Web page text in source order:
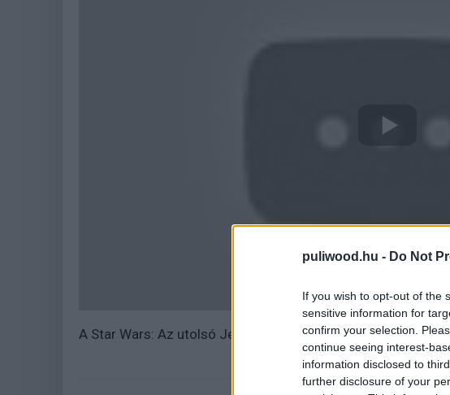
puliwood.hu - Do Not
If you wish to opt-out of the
sensitive information for
confirm your selection.
continue seeing interest-
information disclosed to
further disclosure of your
A Star Wars: Az utolsó Jedik december 14-én kerül a hazai